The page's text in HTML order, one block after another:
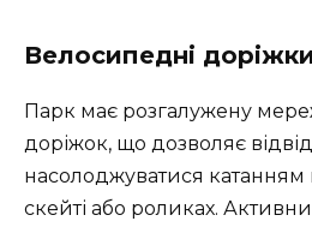
Велосипедні
Парк має розгалужену
доріжок, що дозволяє
насолоджуватися катанням
скейті або роликах.